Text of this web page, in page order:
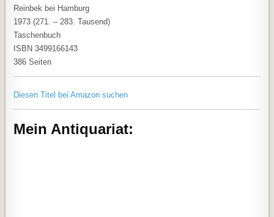
Reinbek bei Hamburg
1973 (271. – 283. Tausend)
Taschenbuch
ISBN 3499166143
386 Seiten
Diesen Titel bei Amazon suchen
Mein Antiquariat: